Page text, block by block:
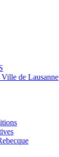
de Lausanne